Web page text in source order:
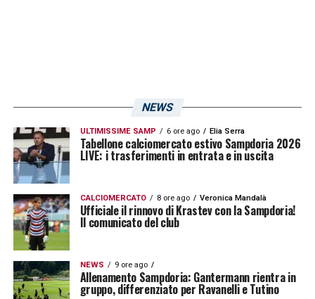
NEWS
ULTIMISSIME SAMP 6 ore ago Elia Serra
Tabellone calciomercato estivo Sampdoria 2026
LIVE: i trasferimenti in entrata e in uscita
CALCIOMERCATO 8 ore ago Veronica Mandalà
Ufficiale il rinnovo di Krastev con la Sampdoria!
Il comunicato del club
NEWS 9 ore ago
Allenamento Sampdoria: Gantermann rientra in
gruppo, differenziato per Ravanelli e Tutino